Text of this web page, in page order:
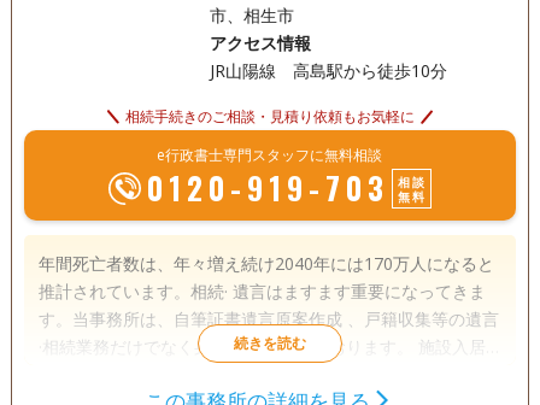
市、相生市
アクセス情報
JR山陽線 高島駅から徒歩10分
相続手続きのご相談・見積り依頼もお気軽に
e行政書士専門スタッフに無料相談
0120-919-703
相談
無料
年間死亡者数は、年々増え続け2040年には170万人になると
推計されています。相続· 遺言はますます重要になってきま
す。当事務所は、自筆証書遺言原案作成 、戸籍収集等の遺言
·相続業務だけでなく身元保証も行っております。 施設入居